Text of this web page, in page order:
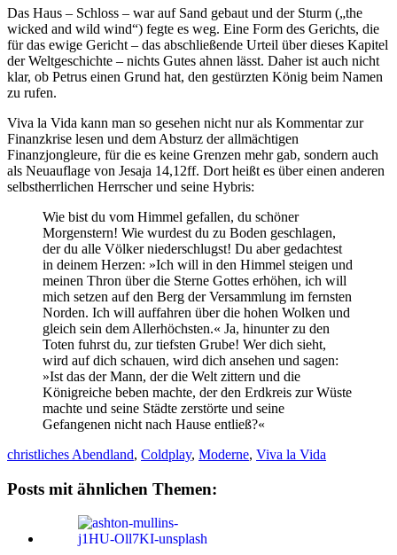
Das Haus – Schloss – war auf Sand gebaut und der Sturm („the
wicked and wild wind“) fegte es weg. Eine Form des Gerichts, die
für das ewige Gericht – das abschließende Urteil über dieses Kapitel
der Weltgeschichte – nichts Gutes ahnen lässt. Daher ist auch nicht
klar, ob Petrus einen Grund hat, den gestürzten König beim Namen
zu rufen.
Viva la Vida kann man so gesehen nicht nur als Kommentar zur
Finanzkrise lesen und dem Absturz der allmächtigen
Finanzjongleure, für die es keine Grenzen mehr gab, sondern auch
als Neuauflage von Jesaja 14,12ff. Dort heißt es über einen anderen
selbstherrlichen Herrscher und seine Hybris:
Wie bist du vom Himmel gefallen, du schöner
Morgenstern! Wie wurdest du zu Boden geschlagen,
der du alle Völker niederschlugst! Du aber gedachtest
in deinem Herzen: »Ich will in den Himmel steigen und
meinen Thron über die Sterne Gottes erhöhen, ich will
mich setzen auf den Berg der Versammlung im fernsten
Norden. Ich will auffahren über die hohen Wolken und
gleich sein dem Allerhöchsten.« Ja, hinunter zu den
Toten fuhrst du, zur tiefsten Grube! Wer dich sieht,
wird auf dich schauen, wird dich ansehen und sagen:
»Ist das der Mann, der die Welt zittern und die
Königreiche beben machte, der den Erdkreis zur Wüste
machte und seine Städte zerstörte und seine
Gefangenen nicht nach Hause entließ?«
christliches Abendland, Coldplay, Moderne, Viva la Vida
Posts mit ähnlichen Themen: